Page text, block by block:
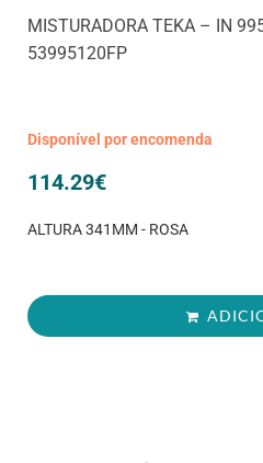
MISTURADORA TEKA – IN
53995120FP
Disponível por encomenda
114.29€
ALTURA 341MM - ROSA